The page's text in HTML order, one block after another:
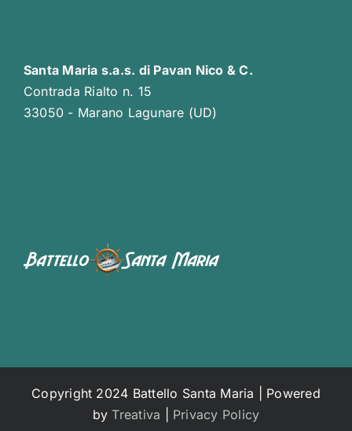
Santa Maria s.a.s. di Pavan Nico & C.
Contrada Rialto n. 15
33050 - Marano Lagunare (UD)
Copyright 2024 Battello Santa Maria | Powered
by Treativa Privacy Policy